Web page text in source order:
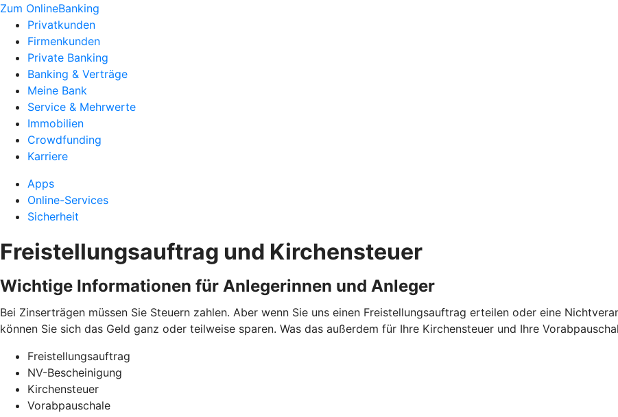
Zum OnlineBanking
Privatkunden
Firmenkunden
Private Banking
Banking & Verträge
Meine Bank
Service & Mehrwerte
Immobilien
Crowdfunding
Karriere
Apps
Online-Services
Sicherheit
Freistellungsauftrag und Kirchensteuer
Wichtige Informationen für Anlegerinnen und Anleger
Bei Zinserträgen müssen Sie Steuern zahlen. Aber wenn Sie uns einen Freistellungsauftrag erteilen oder eine
können Sie sich das Geld ganz oder teilweise sparen. Was das außerdem für Ihre Kirchensteuer und Ihre
Freistellungsauftrag
NV-Bescheinigung
Kirchensteuer
Vorabpauschale